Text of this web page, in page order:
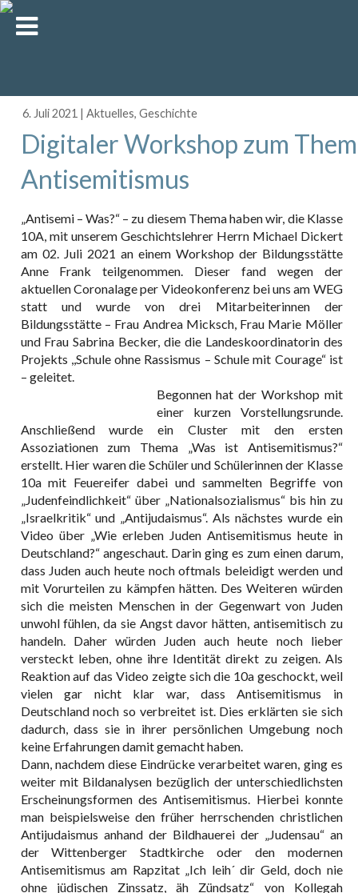
6. Juli 2021 |Aktuelles,Geschichte
Digitaler Workshop zum
Antisemitismus
„Antisemi – Was?“ – zu diesem Thema haben wir, die Klasse
10A, mit unserem Geschichtslehrer Herrn Michael Dickert
am 02. Juli 2021 an einem Workshop der Bildungsstätte
Anne Frank teilgenommen. Dieser fand wegen der
aktuellen Coronalage per Videokonferenz bei uns am WEG
statt und wurde von drei Mitarbeiterinnen der
Bildungsstätte – Frau Andrea Micksch, Frau Marie Möller
und Frau Sabrina Becker, die die Landeskoordinatorin des
Projekts ,,Schule ohne Rassismus – Schule mit Courage“ ist
– geleitet.
Begonnen hat der Workshop mit
einer kurzen Vorstellungsrunde.
Anschließend wurde ein Cluster mit den ersten
Assoziationen zum Thema „Was ist Antisemitismus?“
erstellt. Hier waren die Schüler und Schülerinnen der Klasse
10a mit Feuereifer dabei und sammelten Begriffe von
„Judenfeindlichkeit“ über „Nationalsozialismus“ bis hin zu
„Israelkritik“ und „Antijudaismus“. Als nächstes wurde ein
Video über „Wie erleben Juden Antisemitismus heute in
Deutschland?“ angeschaut. Darin ging es zum einen darum,
dass Juden auch heute noch oftmals beleidigt werden und
mit Vorurteilen zu kämpfen hätten. Des Weiteren würden
sich die meisten Menschen in der Gegenwart von Juden
unwohl fühlen, da sie Angst davor hätten, antisemitisch zu
handeln. Daher würden Juden auch heute noch lieber
versteckt leben, ohne ihre Identität direkt zu zeigen. Als
Reaktion auf das Video zeigte sich die 10a geschockt, weil
vielen gar nicht klar war, dass Antisemitismus in
Deutschland noch so verbreitet ist. Dies erklärten sie sich
dadurch, dass sie in ihrer persönlichen Umgebung noch
keine Erfahrungen damit gemacht haben.
Dann, nachdem diese Eindrücke verarbeitet waren, ging es
weiter mit Bildanalysen bezüglich der unterschiedlichsten
Erscheinungsformen des Antisemitismus. Hierbei konnte
man beispielsweise den früher herrschenden christlichen
Antijudaismus anhand der Bildhauerei der „Judensau“ an
der Wittenberger Stadtkirche oder den modernen
Antisemitismus am Rapzitat „Ich leih´ dir Geld, doch nie
ohne jüdischen Zinssatz, äh Zündsatz“ von Kollegah